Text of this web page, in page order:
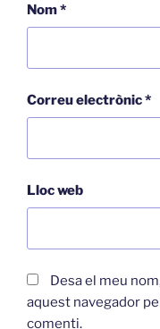
Nom*
Correu electrònic*
Lloc web
Desa el meu
aquest navegador
comenti.